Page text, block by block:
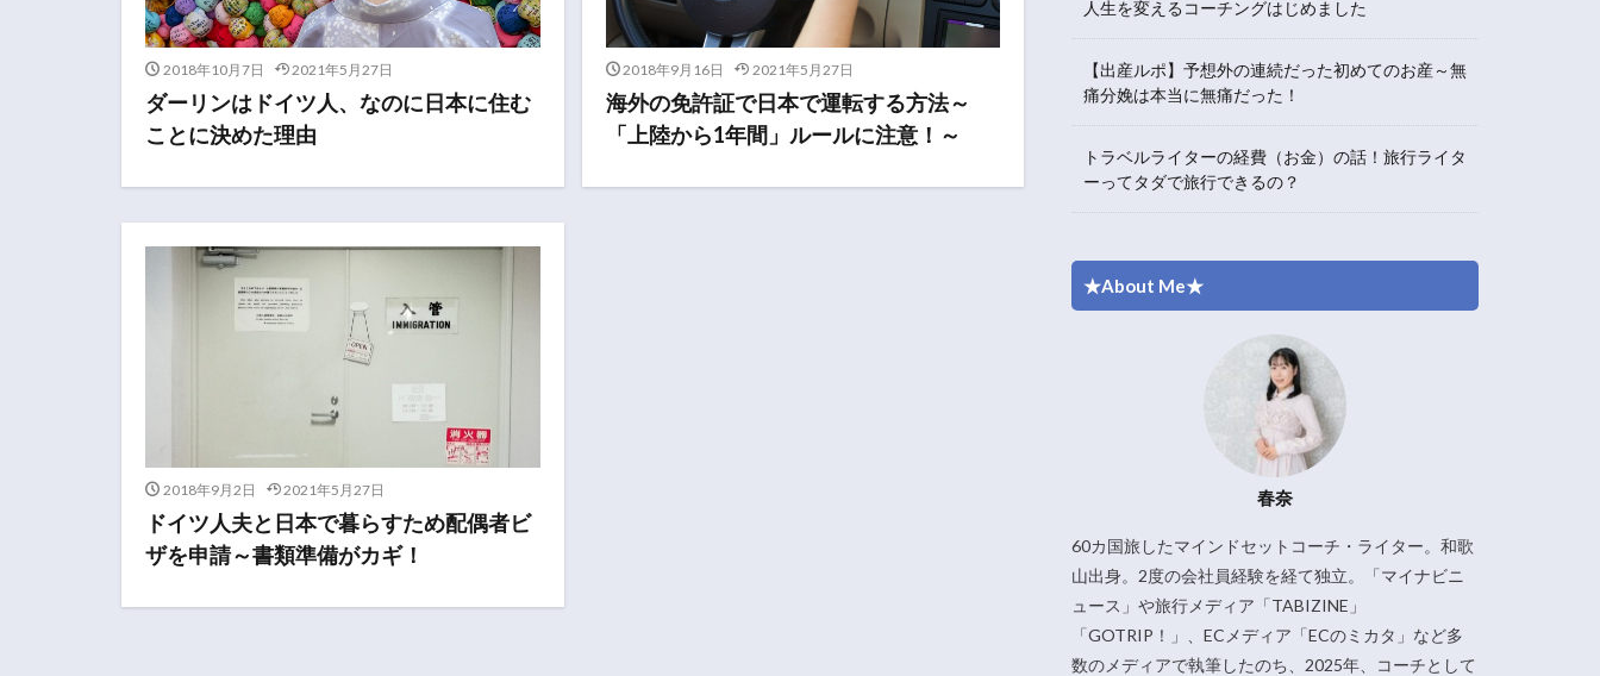
2018年10月7日 2021年5月27日
ダーリンはドイツ人、なのに日本に住む
ことに決めた理由
2018年9月16日 2021年5月27日
海外の免許証で日本で運転する方法～
「上陸から1年間」ルールに注意！～
2018年9月2日 2021年5月27日
ドイツ人夫と日本で暮らすため配偶者ビ
ザを申請～書類準備がカギ！
人生を変えるコーチングはじめました
【出産ルポ】予想外の連続だった初めてのお産～無
痛分娩は本当に無痛だった！
トラベルライターの経費（お金）の話！旅行ライタ
ーってタダで旅行できるの？
★About Me★
春奈
60カ国旅したマインドセットコーチ・ライター。和歌
山出身。2度の会社員経験を経て独立。「マイナビニ
ュース」や旅行メディア「TABIZINE」
「GOTRIP！」、ECメディア「ECのミカタ」など多
数のメディアで執筆したのち、2025年、コーチとして